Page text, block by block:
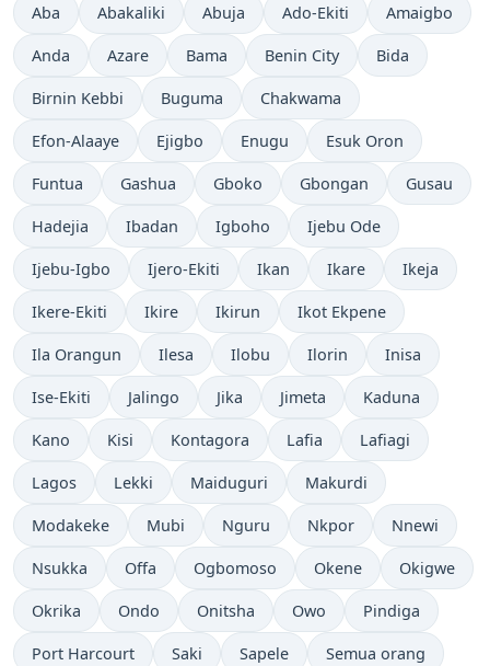
Aba Abakaliki Abuja Ado-Ekiti Amaigbo
Anda Azare Bama Benin City Bida
Birnin Kebbi Buguma Chakwama
Efon-Alaaye Ejigbo Enugu Esuk Oron
Funtua Gashua Gboko Gbongan Gusau
Hadejia Ibadan Igboho Ijebu Ode
Ijebu-Igbo Ijero-Ekiti Ikan Ikare Ikeja
Ikere-Ekiti Ikire Ikirun Ikot Ekpene
Ila Orangun Ilesa Ilobu Ilorin Inisa
Ise-Ekiti Jalingo Jika Jimeta Kaduna
Kano Kisi Kontagora Lafia Lafiagi
Lagos Lekki Maiduguri Makurdi
Modakeke Mubi Nguru Nkpor Nnewi
Nsukka Offa Ogbomoso Okene Okigwe
Okrika Ondo Onitsha Owo Pindiga
Port Harcourt Saki Sapele Semua orang